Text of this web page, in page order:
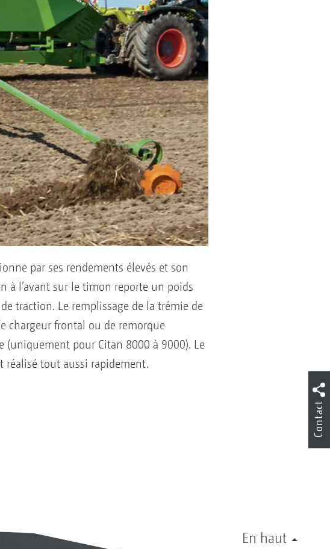
par ses rendements élevés et son
à l’avant sur le timon reporte un poids
traction. Le remplissage de la trémie de
chargeur frontal ou de remorque
(uniquement pour Citan 8000 à 9000). Le
réalisé tout aussi rapidement.
En haut
Contact